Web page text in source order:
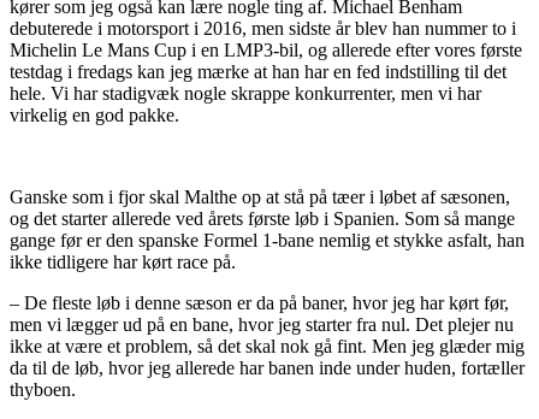
kører som jeg også kan lære nogle ting af. Michael Benham
debuterede i motorsport i 2016, men sidste år blev han nummer to i
Michelin Le Mans Cup i en LMP3-bil, og allerede efter vores første
testdag i fredags kan jeg mærke at han har en fed indstilling til det
hele. Vi har stadigvæk nogle skrappe konkurrenter, men vi har
virkelig en god pakke.
Ganske som i fjor skal Malthe op at stå på tæer i løbet af sæsonen,
og det starter allerede ved årets første løb i Spanien. Som så mange
gange før er den spanske Formel 1-bane nemlig et stykke asfalt, han
ikke tidligere har kørt race på.
– De fleste løb i denne sæson er da på baner, hvor jeg har kørt før,
men vi lægger ud på en bane, hvor jeg starter fra nul. Det plejer nu
ikke at være et problem, så det skal nok gå fint. Men jeg glæder mig
da til de løb, hvor jeg allerede har banen inde under huden, fortæller
thyboen.